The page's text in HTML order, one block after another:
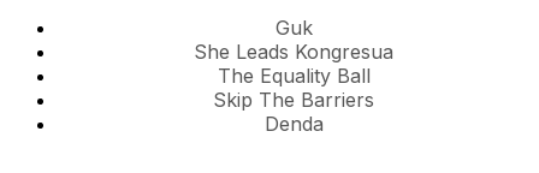
Guk
She Leads Kongresua
The Equality Ball
Skip The Barriers
Denda